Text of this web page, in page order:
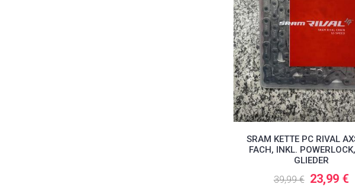
SRAM KETTE PC RIVAL
FACH, INKL.
GLIEDER
39,99 € 23,99 €